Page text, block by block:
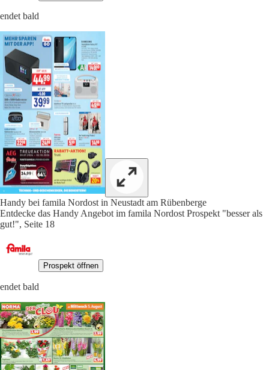
endet bald
Handy bei famila Nordost in Neustadt am Rübenberge
Entdecke das Handy Angebot im famila Nordost Prospekt "besser als
gut!", Seite 18
Prospekt öffnen
endet bald